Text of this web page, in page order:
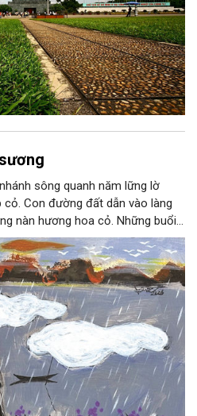
sông quanh năm lững lờ
cỏ. Con đường đất dẫn vào làng
nàn hương hoa cỏ. Những buổi
phía cuối sông, đám hoa tím
lên một lớp khói.